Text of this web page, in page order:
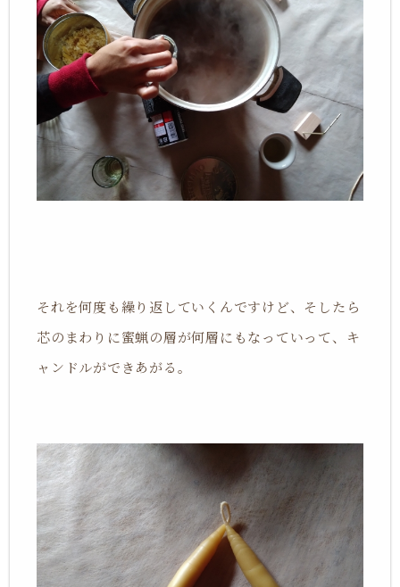
それを何度も繰り返していくんですけど、そしたら
芯のまわりに蜜蝋の層が何層にもなっていって、キ
ャンドルができあがる。